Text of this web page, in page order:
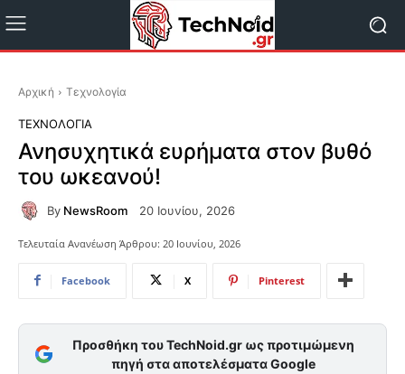
Αρχική Τεχνολογία
ΤΕΧΝΟΛΟΓΊΑ
Ανησυχητικά ευρήματα στον βυθό
του ωκεανού!
By NewsRoom 20 Ιουνίου, 2026
Τελευταία Ανανέωση Άρθρου: 20 Ιουνίου, 2026
Facebook X Pinterest
Προσθήκη του TechNoid.gr ως προτιμώμενη
πηγή στα αποτελέσματα Google